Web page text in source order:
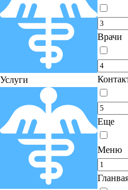
Услуги
Врачи
Еще
Меню